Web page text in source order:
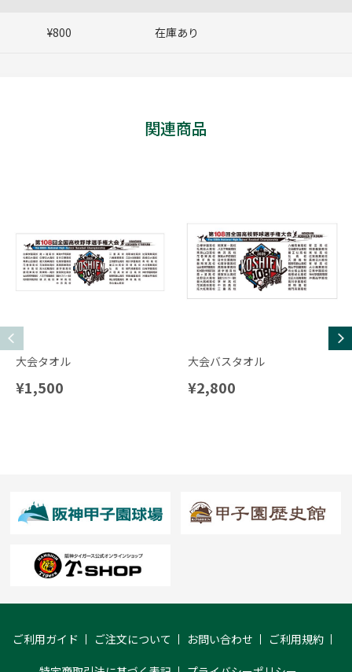
¥800 在庫あり
関連商品
大会タオル
¥1,500
大会バスタオル
¥2,800
ご利用ガイド ご注文について お問い合わせ ご利用規約